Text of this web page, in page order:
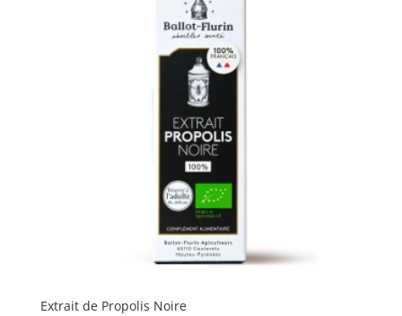
Extrait de Propolis Noire